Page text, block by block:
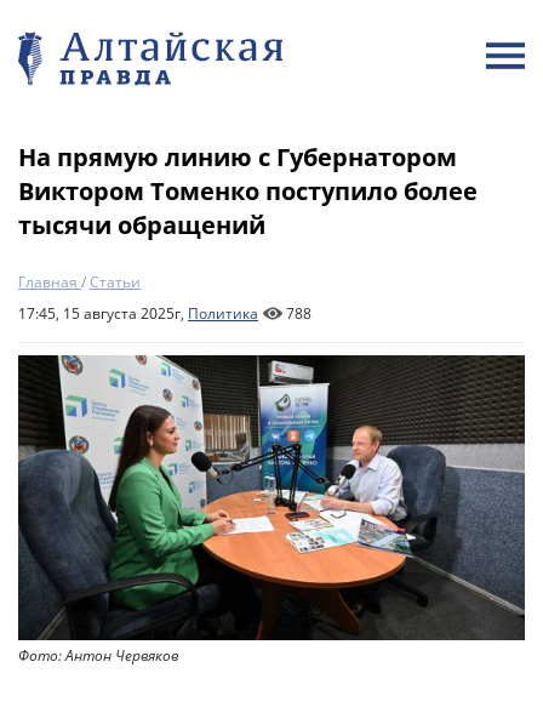
На прямую линию с Губернатором
Виктором Томенко поступило более
тысячи обращений
Главная /Статьи
17:45, 15 августа 2025г, Политика 788
Фото: Антон Червяков